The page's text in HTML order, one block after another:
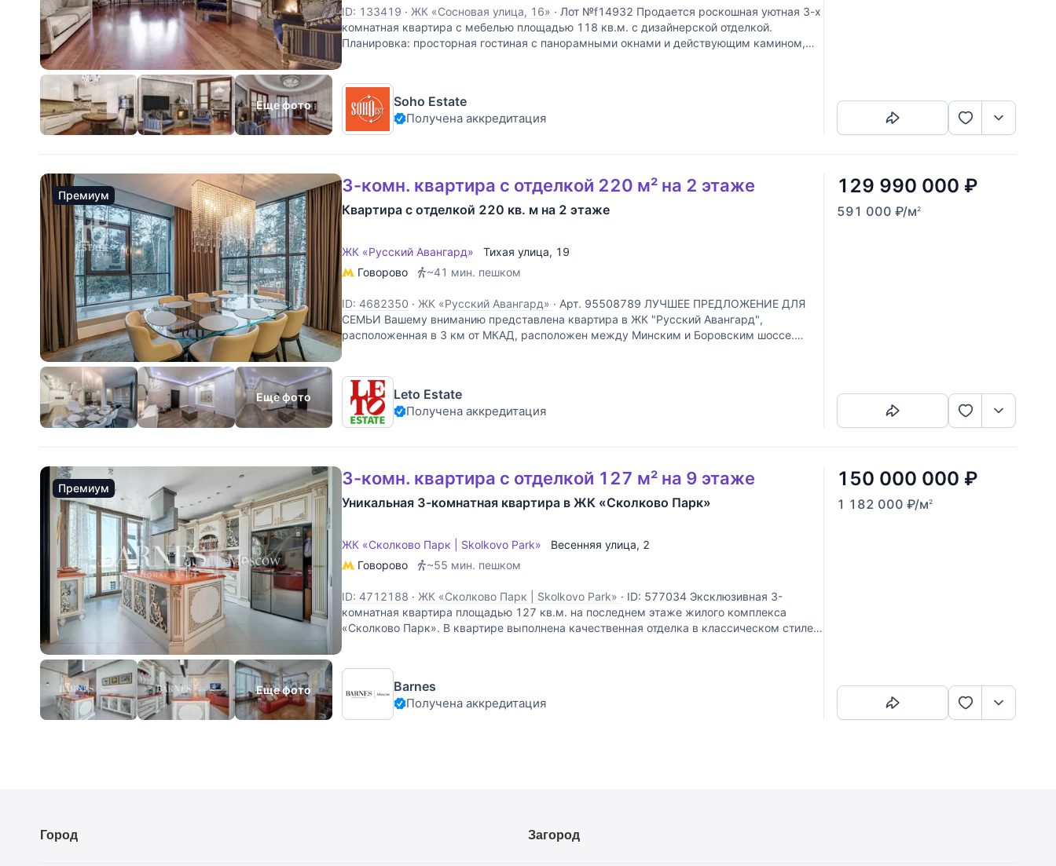
Еще фото
ID: 133419 · ЖК «Сосновая улица, 16» · Лот №f14932 Продается роскошная уютная 3-х
комнатная квартира с мебелью площадью 118 кв.м. с дизайнерской отделкой.
Планировка: просторная гостиная с панорамными окнами и действующим камином,
Soho Estate
Получена аккредитация
Премиум
Еще фото
3-комн. квартира с отделкой 220 м² на 2 этаже
Квартира с отделкой 220 кв. м на 2 этаже
ЖК «Русский Авангард» Тихая улица, 19
Говорово
~41 мин. пешком
ID: 4682350 · ЖК «Русский Авангард» · Арт. 95508789 ЛУЧШЕЕ ПРЕДЛОЖЕНИЕ ДЛЯ
СЕМЬИ Вашему вниманию представлена квартира в ЖК "Русский Авангард",
расположенная в 3 км от МКАД, расположен между Минским и Боровским шоссе.
Leto Estate
Получена аккредитация
129 990 000 ₽
591 000 ₽/м2
Премиум
Еще фото
3-комн. квартира с отделкой 127 м² на 9 этаже
Уникальная 3-комнатная квартира в ЖК «Сколково Парк»
ЖК «Сколково Парк | Skolkovo Park» Весенняя улица, 2
Говорово
~55 мин. пешком
ID: 4712188 · ЖК «Сколково Парк | Skolkovo Park» · ID: 577034 Эксклюзивная 3-
комнатная квартира площадью 127 кв.м. на последнем этаже жилого комплекса
«Сколково Парк». В квартире выполнена качественная отделка в классическом стиле с
Barnes
Получена аккредитация
150 000 000 ₽
1 182 000 ₽/м2
Город Загород